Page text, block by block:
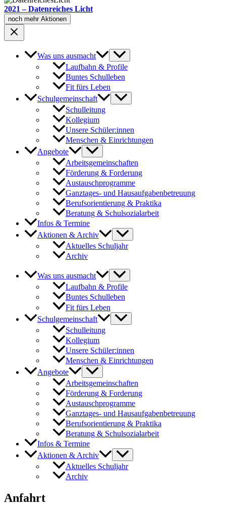
2021 – Datenreiches Licht
noch mehr Aktionen
Was uns ausmacht
Laufbahn & Profile
Buntes Schulleben
Fit fürs Leben
Schulgemeinschaft
Schulleitung
Kollegium
Unsere Schüler:innen
Menschen & Einrichtungen
Angebote
Arbeitsgemeinschaften
Förderung & Forderung
Austauschprogramme
Ganztages- und Hausaufgabenbetreuung
Berufsorientierung & Praktika
Beratung & Schulsozialarbeit
Infos & Termine
Aktionen & Archiv
Aktuelles Schuljahr
Archiv
Was uns ausmacht
Laufbahn & Profile
Buntes Schulleben
Fit fürs Leben
Schulgemeinschaft
Schulleitung
Kollegium
Unsere Schüler:innen
Menschen & Einrichtungen
Angebote
Arbeitsgemeinschaften
Förderung & Forderung
Austauschprogramme
Ganztages- und Hausaufgabenbetreuung
Berufsorientierung & Praktika
Beratung & Schulsozialarbeit
Infos & Termine
Aktionen & Archiv
Aktuelles Schuljahr
Archiv
Anfahrt